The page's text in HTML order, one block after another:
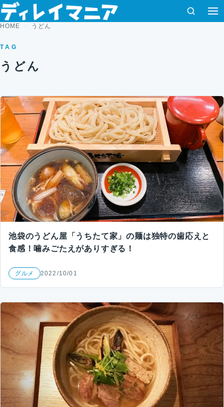
コンテンツへスキップ
検索
HOME うどん
TAG
うどん
池袋のうどん屋「うちたて家」の麺は独特の歯応えと
食感！噛みごたえがありすぎる！
グルメ 2022/10/01